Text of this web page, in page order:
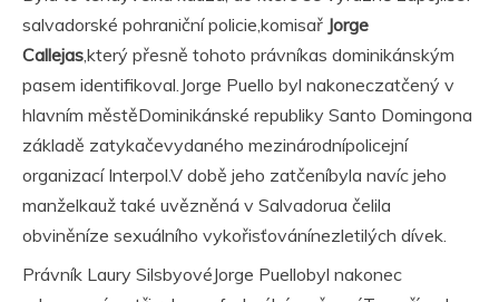
salvadorské pohraniční policie,komisař Jorge
Callejas,který přesně tohoto právníkas dominikánským
pasem identifikoval.Jorge Puello byl nakoneczatčený v
hlavním městěDominikánské republiky Santo Domingona
základě zatykačevydaného mezinárodnípolicejní
organizací Interpol.V době jeho zatčeníbyla navíc jeho
manželkauž také uvězněná v Salvadorua čelila
obviněníze sexuálního vykořisťovánínezletilých dívek.
Právník Laury SilsbyovéJorge Puellobyl nakonec